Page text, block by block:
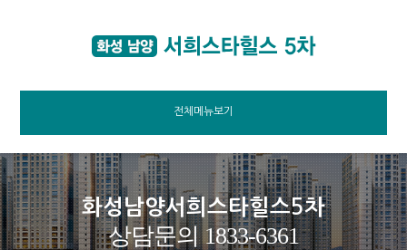
전체메뉴보기
화성남양서희스타힐스5차
상담문의 1833-6361